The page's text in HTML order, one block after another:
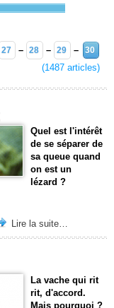
27 – 28 – 29 – 30
(1487 articles)
Quel est l'intérêt
de se séparer de
sa queue quand
on est un
lézard ?
Lire la suite…
La vache qui rit
rit, d'accord.
Mais pourquoi ?